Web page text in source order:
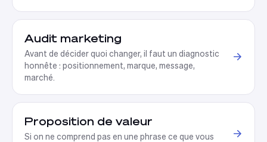
Audit marketing
Avant de décider quoi changer, il faut un diagnostic
honnête : positionnement, marque, message,
marché
Proposition de valeur
Si on ne comprend pas en une phrase ce que vous